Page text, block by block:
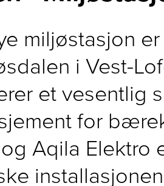
miljøstasjon
i Vest-
et vesentlig
for
Aqila Elektro